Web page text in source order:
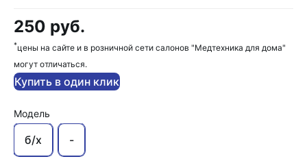
250 руб.
*цены на сайте и в розничной сети салонов "Медтехника для дома"
могут отличаться.
Купить в один клик
Модель
б/х -